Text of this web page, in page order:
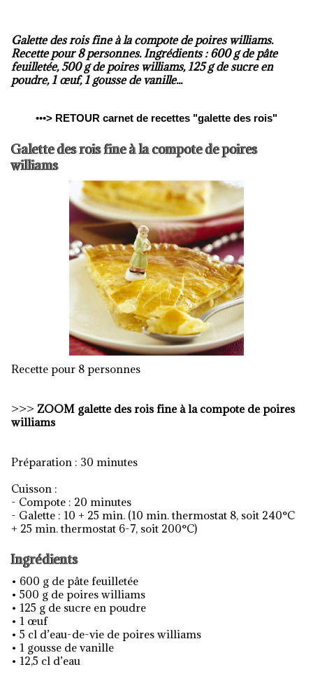
Galette des rois fine à la compote de poires williams.
Recette pour 8 personnes. Ingrédients : 600 g de pâte
feuilletée, 500 g de poires williams, 125 g de sucre en
poudre, 1 œuf, 1 gousse de vanille...
•••> RETOUR carnet de recettes "galette des rois"
Galette des rois fine à la compote de poires
williams
Recette pour 8 personnes
>>> ZOOM galette des rois fine à la compote de poires
williams
Préparation : 30 minutes
Cuisson :
- Compote : 20 minutes
- Galette : 10 + 25 min. (10 min. thermostat 8, soit 240°C
+ 25 min. thermostat 6-7, soit 200°C)
Ingrédients
• 600 g de pâte feuilletée
• 500 g de poires williams
• 125 g de sucre en poudre
• 1 œuf
• 5 cl d’eau-de-vie de poires williams
• 1 gousse de vanille
• 12,5 cl d’eau